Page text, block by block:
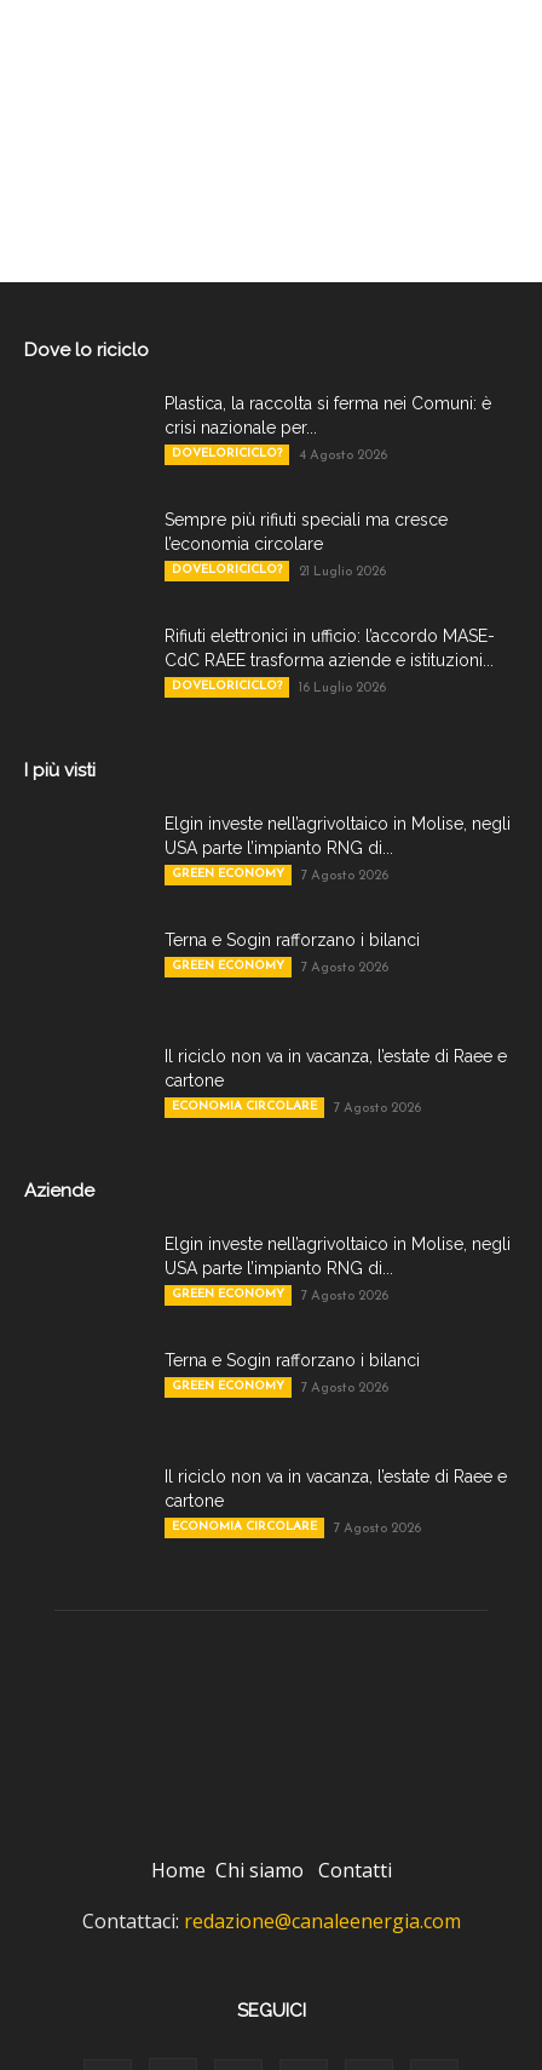
Dove lo riciclo
Plastica, la raccolta si ferma nei Comuni: è
crisi nazionale per...
DOVELORICICLO? 4 Agosto 2026
Sempre più rifiuti speciali ma cresce
l’economia circolare
DOVELORICICLO? 21 Luglio 2026
Rifiuti elettronici in ufficio: l’accordo MASE-
CdC RAEE trasforma aziende e istituzioni...
DOVELORICICLO? 16 Luglio 2026
I più visti
Elgin investe nell’agrivoltaico in Molise, negli
USA parte l’impianto RNG di...
GREEN ECONOMY 7 Agosto 2026
Terna e Sogin rafforzano i bilanci
GREEN ECONOMY 7 Agosto 2026
Il riciclo non va in vacanza, l’estate di Raee e
cartone
ECONOMIA CIRCOLARE 7 Agosto 2026
Aziende
Elgin investe nell’agrivoltaico in Molise, negli
USA parte l’impianto RNG di...
GREEN ECONOMY 7 Agosto 2026
Terna e Sogin rafforzano i bilanci
GREEN ECONOMY 7 Agosto 2026
Il riciclo non va in vacanza, l’estate di Raee e
cartone
ECONOMIA CIRCOLARE 7 Agosto 2026
Home Chi siamo Contatti
Contattaci: redazione@canaleenergia.com
SEGUICI